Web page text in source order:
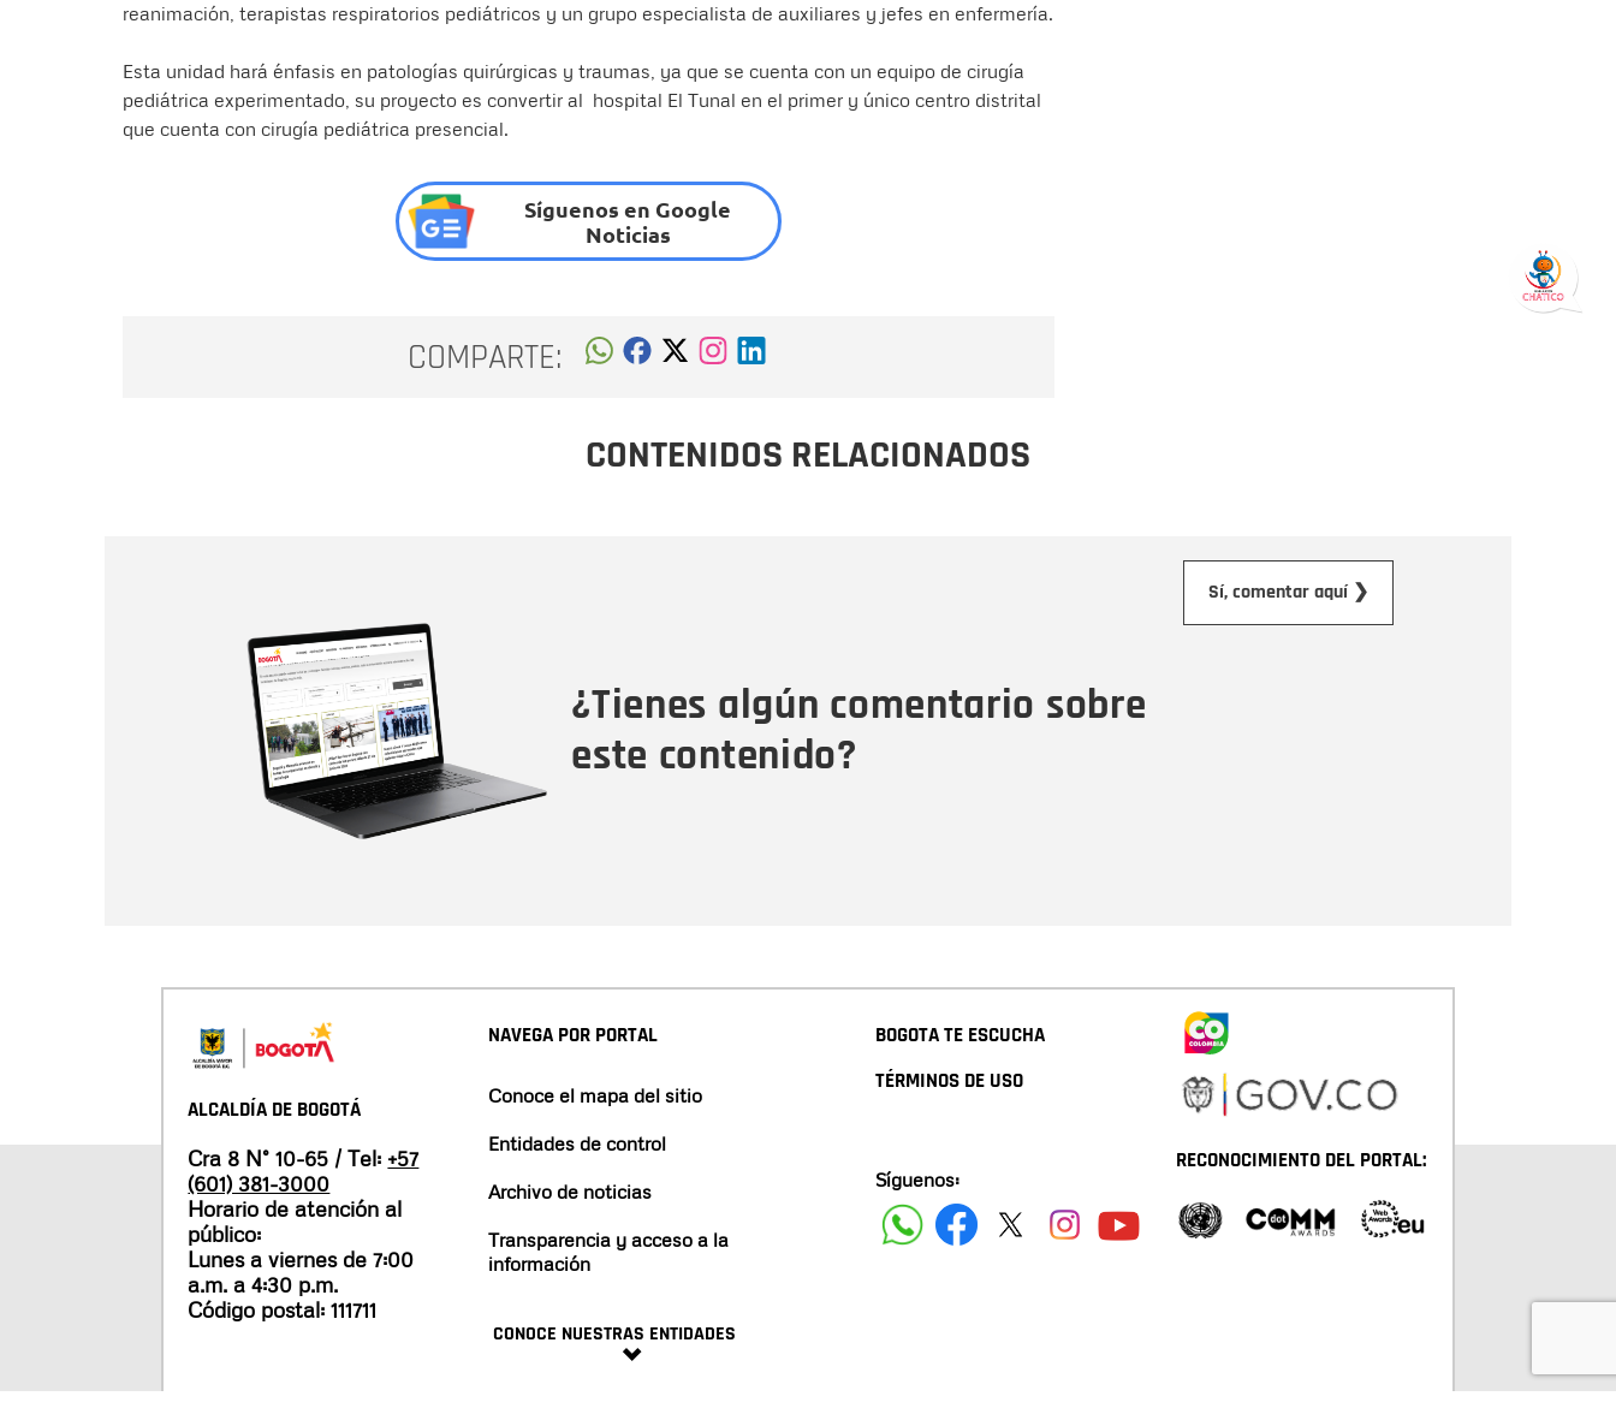
reanimación, terapistas respiratorios pediátricos y un grupo especialista de auxiliares y jefes en enfermería.
Esta unidad hará énfasis en patologías quirúrgicas y traumas, ya que se cuenta con un equipo de cirugía
pediátrica experimentado, su proyecto es convertir al hospital El Tunal en el primer y único centro distrital
que cuenta con cirugía pediátrica presencial.
Síguenos en Google
Noticias
COMPARTE:
CONTENIDOS RELACIONADOS
¿Tienes algún comentario sobre
este contenido?
Sí, comentar aquí ❯
ALCALDÍA DE BOGOTÁ
Cra 8 N° 10-65 / Tel: +57
(601) 381-3000
Horario de atención al
público:
Lunes a viernes de 7:00
a.m. a 4:30 p.m.
Código postal: 111711
NAVEGA POR PORTAL
Conoce el mapa del sitio
Entidades de control
Archivo de noticias
Transparencia y acceso a la
información
CONOCE NUESTRAS ENTIDADES
BOGOTA TE ESCUCHA
TÉRMINOS DE USO
Síguenos:
RECONOCIMIENTO DEL PORTAL: